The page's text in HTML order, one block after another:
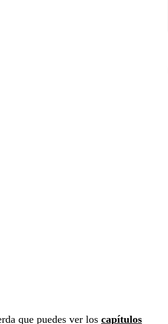
que puedes ver los capítulos